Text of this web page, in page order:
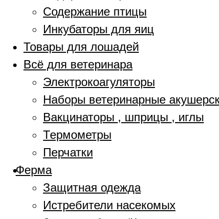
Содержание птицы
Инкубаторы для яиц
Товары для лошадей
Всё для ветеринара
Электрокоагуляторы
Наборы ветеринарные
Вакцинаторы , шприцы , иглы
Термометры
Перчатки
Ферма
Защитная одежда
Истребители насекомых